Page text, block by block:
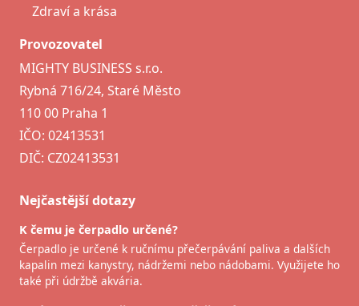
Zdraví a krása
Provozovatel
MIGHTY BUSINESS s.r.o.
Rybná 716/24, Staré Město
110 00 Praha 1
IČO: 02413531
DIČ: CZ02413531
Nejčastější dotazy
K čemu je čerpadlo určené?
Čerpadlo je určené k ručnímu přečerpávání paliva a dalších
kapalin mezi kanystry, nádržemi nebo nádobami. Využijete ho
také při údržbě akvária.